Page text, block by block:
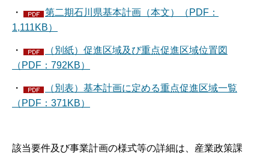
・
第二期石川県基本計画（本文）（PDF：
1,111KB）
・
（別紙）促進区域及び重点促進区域位置図
（PDF：792KB）
・
（別表）基本計画に定める重点促進区域一覧
（PDF：371KB）
該当要件及び事業計画の様式等の詳細は、産業政策課